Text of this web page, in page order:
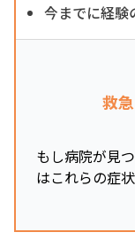
今までに経験
救
もし病院が見
はこれらの症